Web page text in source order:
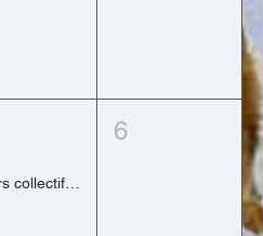
Cours collectifs Réservés exclusivement aux clients ayant effectués un forfait d'éducation (6)
6